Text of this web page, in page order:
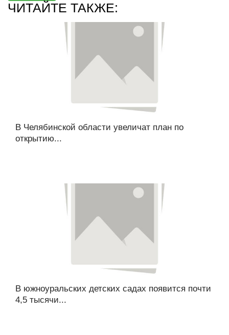
ЧИТАЙТЕ ТАКЖЕ:
В Челябинской области увеличат план по
открытию...
В южноуральских детских садах появится почти
4,5 тысячи...